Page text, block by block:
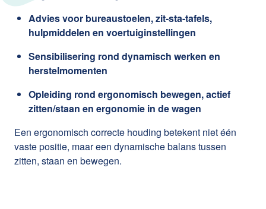
Advies voor bureaustoelen, zit-sta-tafels,
hulpmiddelen en voertuiginstellingen
Sensibilisering rond dynamisch werken en
herstelmomenten
Opleiding rond ergonomisch bewegen, actief
zitten/staan en ergonomie in de wagen
Een ergonomisch correcte houding betekent niet één
vaste positie, maar een dynamische balans tussen
zitten, staan en bewegen.